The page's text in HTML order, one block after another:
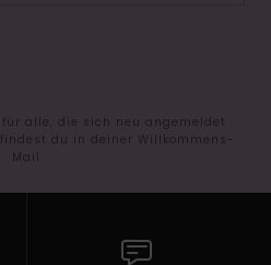
alle, die sich neu angemeldet
du in deiner Willkommens-
Mail